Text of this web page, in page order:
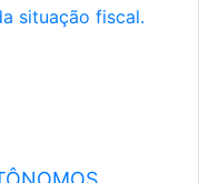
situação fiscal.